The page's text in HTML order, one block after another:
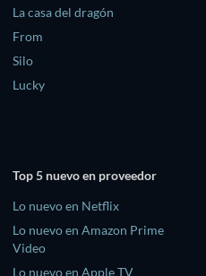
La casa del dragón
From
Silo
Lucky
Top 5 nuevo en proveedor
Lo nuevo en Netflix
Lo nuevo en Amazon Prime
Video
Lo nuevo en Apple TV